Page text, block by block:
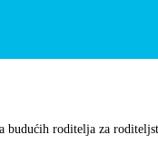
budućih roditelja za